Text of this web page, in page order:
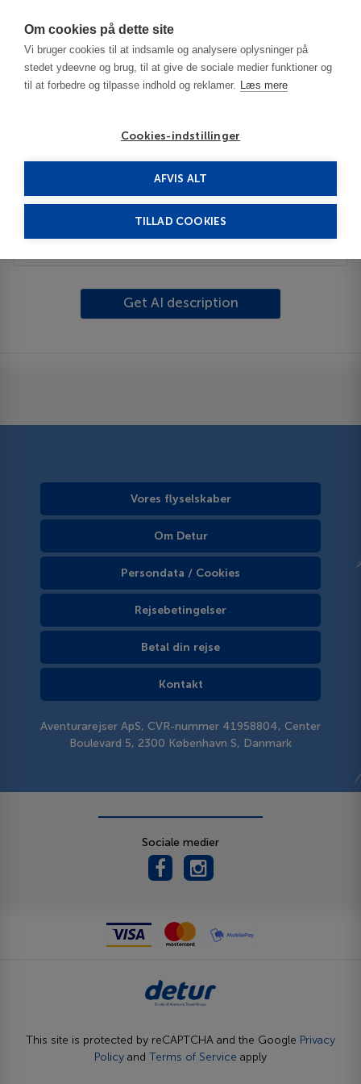
Om cookies på dette site
Vi bruger cookies til at indsamle og analysere oplysninger på
stedet ydeevne og brug, til at give de sociale medier funktioner og
til at forbedre og tilpasse indhold og reklamer. Læs mere
Cookies-indstillinger
AFVIS ALT
TILLAD COOKIES
Isle of Skye
Description
Get AI description
Vores flyselskaber
Om Detur
Persondata / Cookies
Rejsebetingelser
Betal din rejse
Kontakt
Aventurarejser ApS, CVR-nummer 41958804, Center
Boulevard 5, 2300 København S, Danmark
Sociale medier
This site is protected by reCAPTCHA and the Google Privacy
Policy and Terms of Service apply